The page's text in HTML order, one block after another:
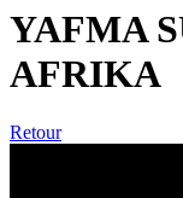
YAFMA
AFRIKA
Retour